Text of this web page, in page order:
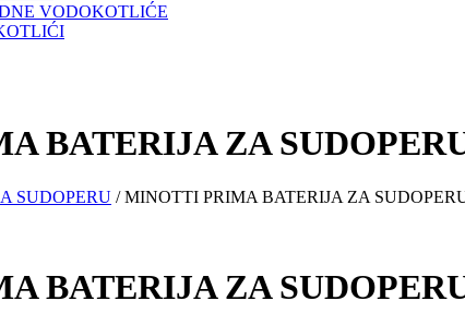
VODOKOTLIĆE
BATERIJA ZA
SUDOPERU / MINOTTI PRIMA BATERIJA ZA
BATERIJA ZA